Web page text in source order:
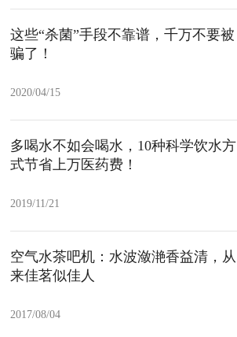
这些“杀菌”手段不靠谱，千万不要被
骗了！
2020/04/15
多喝水不如会喝水，10种科学饮水方
式节省上万医药费！
2019/11/21
空气水茶吧机：水波潋滟香益清，从
来佳茗似佳人
2017/08/04